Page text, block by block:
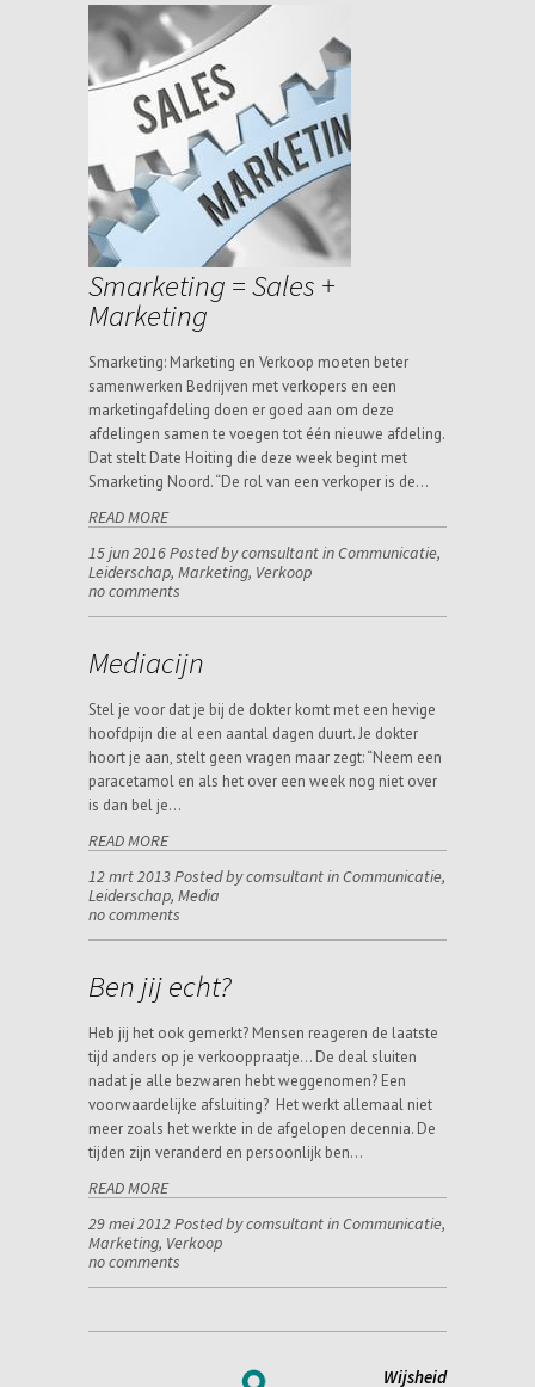
Smarketing = Sales +
Marketing
Smarketing: Marketing en Verkoop moeten beter
samenwerken Bedrijven met verkopers en een
marketingafdeling doen er goed aan om deze
afdelingen samen te voegen tot één nieuwe afdeling.
Dat stelt Date Hoiting die deze week begint met
Smarketing Noord. “De rol van een verkoper is de…
READ MORE
15 jun 2016 Posted by comsultant inCommunicatie,
Leiderschap, Marketing, Verkoop
no comments
Mediacijn
Stel je voor dat je bij de dokter komt met een hevige
hoofdpijn die al een aantal dagen duurt. Je dokter
hoort je aan, stelt geen vragen maar zegt: “Neem een
paracetamol en als het over een week nog niet over
is dan bel je…
READ MORE
12 mrt 2013 Posted by comsultant inCommunicatie,
Leiderschap, Media
no comments
Ben jij echt?
Heb jij het ook gemerkt? Mensen reageren de laatste
tijd anders op je verkooppraatje… De deal sluiten
nadat je alle bezwaren hebt weggenomen? Een
voorwaardelijke afsluiting? Het werkt allemaal niet
meer zoals het werkte in de afgelopen decennia. De
tijden zijn veranderd en persoonlijk ben…
READ MORE
29 mei 2012 Posted by comsultant inCommunicatie,
Marketing, Verkoop
no comments
Wijsheid